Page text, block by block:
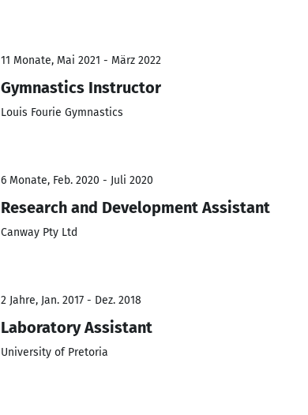
11 Monate, Mai 2021 - März 2022
Gymnastics Instructor
Louis Fourie Gymnastics
6 Monate, Feb. 2020 - Juli 2020
Research and Development Assistant
Canway Pty Ltd
2 Jahre, Jan. 2017 - Dez. 2018
Laboratory Assistant
University of Pretoria